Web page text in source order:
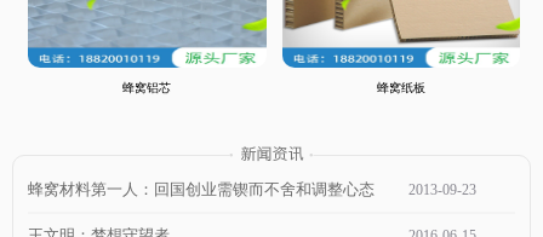
蜂窝铝芯 蜂窝纸板
蜂窝材料第一人：回国创业需锲而不舍和调整心态 2013-09-23